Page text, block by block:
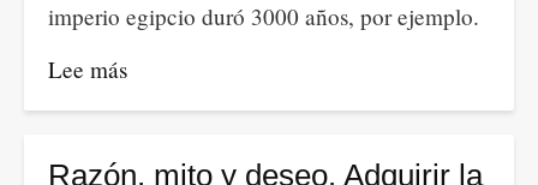
imperio egipcio duró 3000 años, por ejemplo.
Lee más
Sobre
filosofía
Razón, mito y deseo. Adquirir la